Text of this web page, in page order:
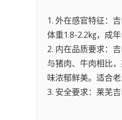
1. 外在感官特征：
体重1.8-2.2㎏，成
2. 内在品质要求：
与猪肉、牛肉相比
味浓郁鲜美。适合
3. 安全要求：莱芜